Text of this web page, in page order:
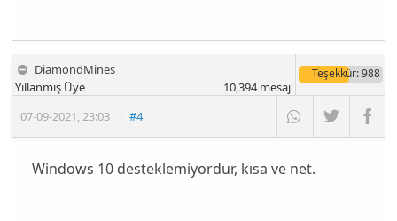
DiamondMines
07-09-2021,23:03 |#4
Yıllanmış Üye
Teşekkür: 988
10,394mesaj
Windows 10 desteklemiyordur, kısa ve net.